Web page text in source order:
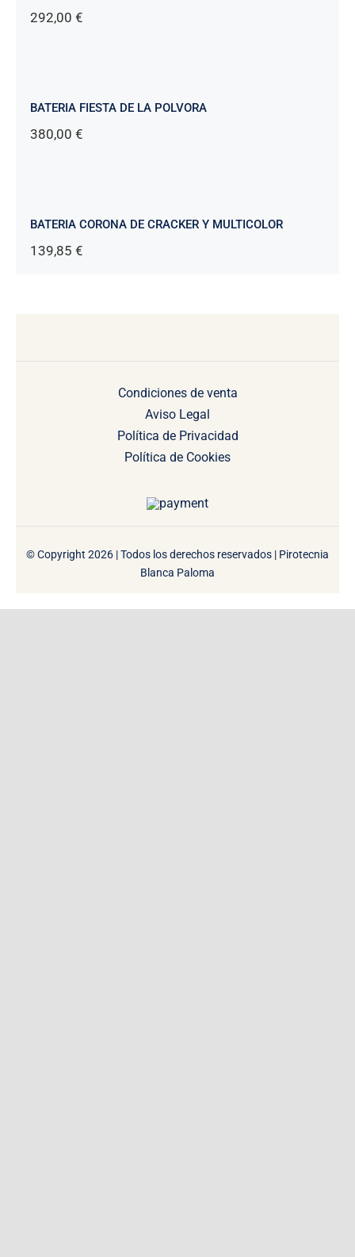
292,00 €
BATERIA FIESTA DE LA POLVORA
380,00 €
BATERIA CORONA DE CRACKER Y MULTICOLOR
139,85 €
Condiciones de venta
Aviso Legal
Política de Privacidad
Política de Cookies
© Copyright 2026 | Todos los derechos reservados | Pirotecnia
Blanca Paloma